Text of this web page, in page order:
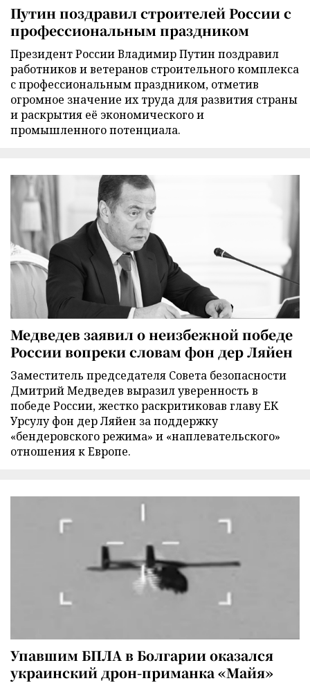
Путин поздравил строителей России с
профессиональным праздником
Президент России Владимир Путин поздравил
работников и ветеранов строительного комплекса
с профессиональным праздником, отметив
огромное значение их труда для развития страны
и раскрытия её экономического и
промышленного потенциала.
Медведев заявил о неизбежной победе
России вопреки словам фон дер Ляйен
Заместитель председателя Совета безопасности
Дмитрий Медведев выразил уверенность в
победе России, жестко раскритиковав главу ЕК
Урсулу фон дер Ляйен за поддержку
«бендеровского режима» и «наплевательского»
отношения к Европе.
Упавшим БПЛА в Болгарии оказался
украинский дрон-приманка «Майя»